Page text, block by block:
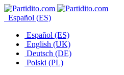
Español (ES)
Español (ES)
English (UK)
Deutsch (DE)
Polski (PL)